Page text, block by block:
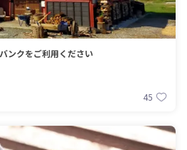
ンクをご利用ください
45